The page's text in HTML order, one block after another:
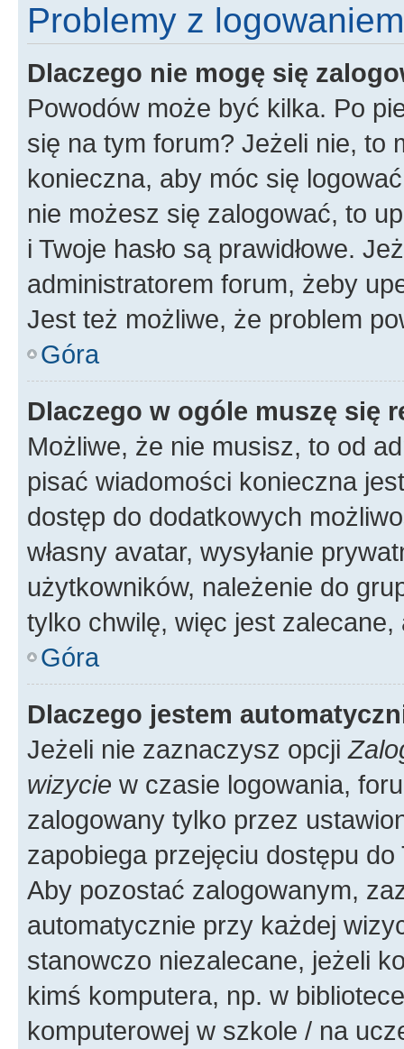
Problemy z
Dlaczego nie mogę się
Powodów może być kilka. Po
się na tym forum? Jeżeli nie, to
konieczna, aby móc się
nie możesz się zalogować, to
i Twoje hasło są prawidłowe.
administratorem forum, żeby
Jest też możliwe, że problem
Góra
Dlaczego w ogóle muszę się
Możliwe, że nie musisz, to od
pisać wiadomości konieczna
dostęp do dodatkowych
własny avatar, wysyłanie
użytkowników, należenie do
tylko chwilę, więc jest zalecane,
Góra
Dlaczego jestem
Jeżeli nie zaznaczysz opcji
wizycie w czasie logowania,
zalogowany tylko przez
zapobiega przejęciu dostępu
Aby pozostać zalogowanym,
automatycznie przy każdej
stanowczo niezalecane, jeżeli
kimś komputera, np. w
komputerowej w szkole / na